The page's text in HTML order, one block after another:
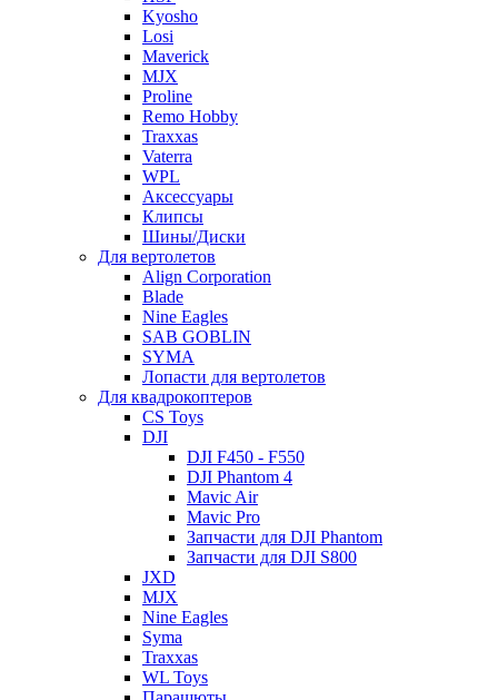
Kyosho
Losi
Maverick
MJX
Proline
Remo Hobby
Traxxas
Vaterra
WPL
Аксессуары
Клипсы
Шины/Диски
Для вертолетов
Align Corporation
Blade
Nine Eagles
SAB GOBLIN
SYMA
Лопасти для вертолетов
Для квадрокоптеров
CS Toys
DJI
DJI F450 - F550
DJI Phantom 4
Mavic Air
Mavic Pro
Запчасти для DJI Phantom
Запчасти для DJI S800
JXD
MJX
Nine Eagles
Syma
Traxxas
WL Toys